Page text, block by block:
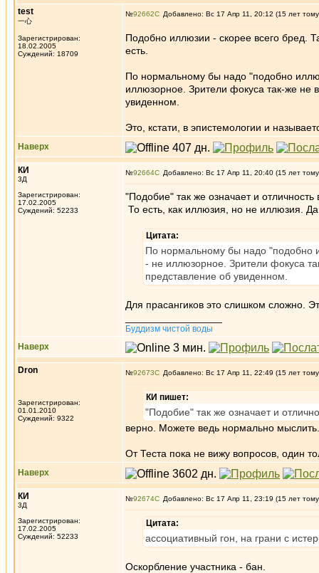
test
一心
Зарегистрирован:
18.02.2005
Суждений: 18709
№92662 Добавлено: Вс 17 Апр 11, 20:12 (15 лет
Подобно иллюзии - скорее всего бред.
есть.
По нормальному бы надо "подобно
иллюзорное. Зрители фокуса так-же не
увиденном.
Это, кстати, в эпистемологии и
Наверх
КИ
3Д
Зарегистрирован:
17.02.2005
Суждений: 52233
№92664 Добавлено: Вс 17 Апр 11, 20:40 (15 лет
"Подобие" так же означает и
То есть, как иллюзия, но не иллюзия.
Цитата:
По нормальному бы надо "подобно
- не иллюзорное. Зрители фокуса
представление об увиденном.
Для прасангиков это слишком сложно.
Буддизм чистой воды
Наверх
Dron
Зарегистрирован:
01.01.2010
Суждений: 9322
№92673 Добавлено: Вс 17 Апр 11, 22:49 (15 лет
КИ пишет:
"Подобие" так же означает и
верно. Можете ведь нормально мыслить.
От Теста пока не вижу вопросов, один
Наверх
КИ
3Д
Зарегистрирован:
17.02.2005
Суждений: 52233
№92674 Добавлено: Вс 17 Апр 11, 23:19 (15 лет
Цитата:
ассоциативный гон, на грани с
Оскорбление участника - бан.